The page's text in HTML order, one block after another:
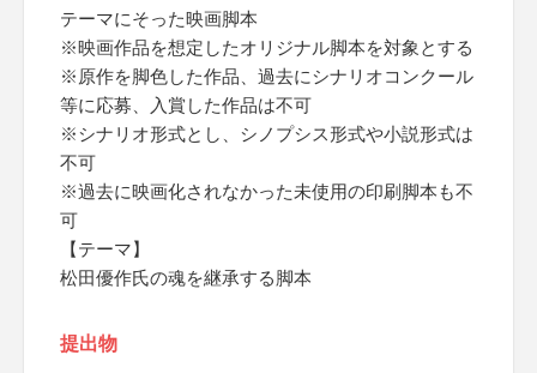
テーマにそった映画脚本
※映画作品を想定したオリジナル脚本を対象とする
※原作を脚色した作品、過去にシナリオコンクール
等に応募、入賞した作品は不可
※シナリオ形式とし、シノプシス形式や小説形式は
不可
※過去に映画化されなかった未使用の印刷脚本も不
可
【テーマ】
松田優作氏の魂を継承する脚本
提出物